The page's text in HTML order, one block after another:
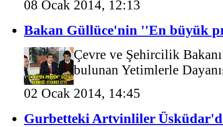
08 Ocak 2014, 12:13
Bakan Güllüce'nin ''En büyük
Çevre ve Şehircilik
bulunan Yetimlerle
02 Ocak 2014, 14:45
Gurbetteki Artvinliler